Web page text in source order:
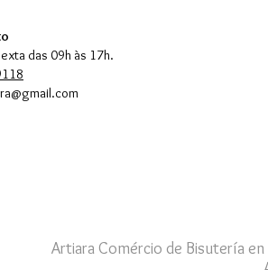
das 09h às 17h.
Artiara Comércio de Bisutería